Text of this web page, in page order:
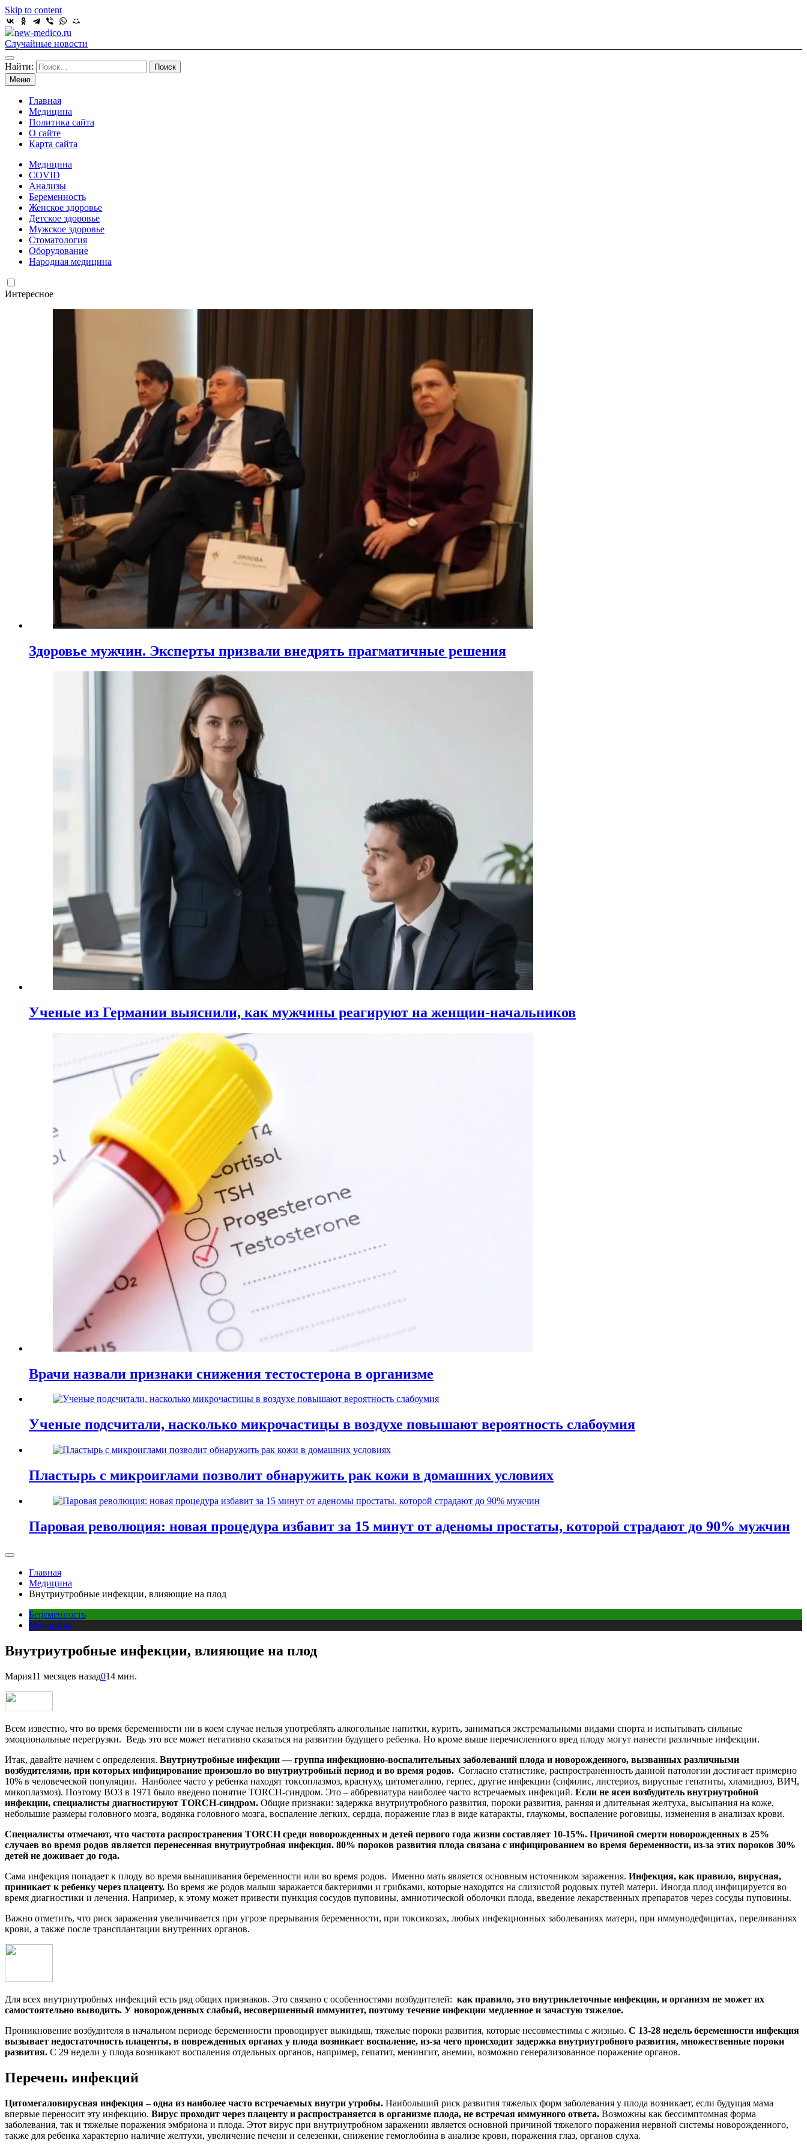
Skip to content
new-medico.ru
Случайные новости
Найти:
Меню
Главная
Медицина
Политика сайта
О сайте
Карта сайта
Медицина
COVID
Анализы
Беременность
Женское здоровье
Детское здоровье
Мужское здоровье
Стоматология
Оборудование
Народная медицина
Интересное
Здоровье мужчин. Эксперты призвали внедрять прагматичные решения
Ученые из Германии выяснили, как мужчины реагируют на женщин-начальников
Врачи назвали признаки снижения тестостерона в организме
Ученые подсчитали, насколько микрочастицы в воздухе повышают вероятность слабоумия
Пластырь с микроиглами позволит обнаружить рак кожи в домашних условиях
Паровая революция: новая процедура избавит за 15 минут от аденомы простаты, которой страдают до 90% мужчин
Главная
Медицина
Внутриутробные инфекции, влияющие на плод
Беременность
Медицина
Внутриутробные инфекции, влияющие на плод
Мария11 месяцев назад014 мин.
Всем известно, что во время беременности ни в коем случае нельзя употреблять алкогольные напитки, курить, заниматься экстремальными видами спорта и испытывать сильные
эмоциональные перегрузки. Ведь это все может негативно сказаться на развитии будущего ребенка. Но кроме выше перечисленного вред плоду могут нанести различные инфекции.
Итак, давайте начнем с определения. Внутриутробные инфекции — группа инфекционно-воспалительных заболеваний плода и новорожденного, вызванных различными
возбудителями, при которых инфицирование произошло во внутриутробный период и во время родов. Согласно статистике, распространённость данной патологии достигает примерно
10% в человеческой популяции. Наиболее часто у ребенка находят токсоплазмоз, краснуху, цитомегалию, герпес, другие инфекции (сифилис, листериоз, вирусные гепатиты, хламидиоз, ВИЧ,
микоплазмоз). Поэтому ВОЗ в 1971 было введено понятие TORCH-синдром. Это – аббревиатура наиболее часто встречаемых инфекций. Если не ясен возбудитель внутриутробной
инфекции, специалисты диагностируют TORCH-синдром. Общие признаки: задержка внутриутробного развития, пороки развития, ранняя и длительная желтуха, высыпания на коже,
небольшие размеры головного мозга, водянка головного мозга, воспаление легких, сердца, поражение глаз в виде катаракты, глаукомы, воспаление роговицы, изменения в анализах крови.
Специалисты отмечают, что частота распространения TORCH среди новорожденных и детей первого года жизни составляет 10-15%. Причиной смерти новорожденных в 25%
случаев во время родов является перенесенная внутриутробная инфекция. 80% пороков развития плода связана с инфицированием во время беременности, из-за этих пороков 30%
детей не доживает до года.
Сама инфекция попадает к плоду во время вынашивания беременности или во время родов. Именно мать является основным источником заражения. Инфекция, как правило, вирусная,
приникает к ребенку через плаценту. Во время же родов малыш заражается бактериями и грибками, которые находятся на слизистой родовых путей матери. Иногда плод инфицируется во
время диагностики и лечения. Например, к этому может привести пункция сосудов пуповины, амниотической оболочки плода, введение лекарственных препаратов через сосуды пуповины.
Важно отметить, что риск заражения увеличивается при угрозе прерывания беременности, при токсикозах, любых инфекционных заболеваниях матери, при иммунодефицитах, переливаниях
крови, а также после трансплантации внутренних органов.
Для всех внутриутробных инфекций есть ряд общих признаков. Это связано с особенностями возбудителей: как правило, это внутриклеточные инфекции, и организм не может их
самостоятельно выводить. У новорожденных слабый, несовершенный иммунитет, поэтому течение инфекции медленное и зачастую тяжелое.
Проникновение возбудителя в начальном периоде беременности провоцирует выкидыш, тяжелые пороки развития, которые несовместимы с жизнью. С 13-28 недель беременности инфекция
вызывает недостаточность плаценты, в поврежденных органах у плода возникает воспаление, из-за чего происходит задержка внутриутробного развития, множественные пороки
развития. С 29 недели у плода возникают воспаления отдельных органов, например, гепатит, менингит, анемии, возможно генерализованное поражение органов.
Перечень инфекций
Цитомегаловирусная инфекция – одна из наиболее часто встречаемых внутри утробы. Наибольший риск развития тяжелых форм заболевания у плода возникает, если будущая мама
впервые переносит эту инфекцию. Вирус проходит через плаценту и распространяется в организме плода, не встречая иммунного ответа. Возможны как бессимптомная форма
заболевания, так и тяжелые поражения эмбриона и плода. Этот вирус при внутриутробном заражении является основной причиной тяжелого поражения нервной системы новорожденного,
также для ребенка характерно наличие желтухи, увеличение печени и селезенки, снижение гемоглобина в анализе крови, поражения глаз, органов слуха.